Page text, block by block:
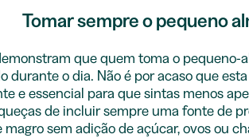
Tomar sempre o pequeno
que quem toma o pequeno-
durante o dia. Não é por acaso que
e essencial para que sintas menos
de incluir sempre uma fonte de
magro sem adição de açúcar, ovos ou